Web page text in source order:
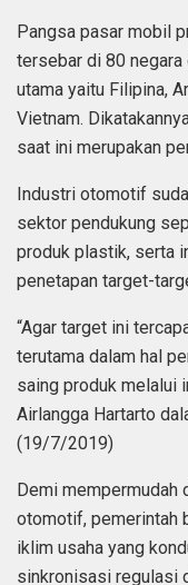
Pangsa pasar mobil
tersebar di 80 negara
utama yaitu Filipina,
Vietnam.
saat ini merupakan
Industri otomotif
sektor pendukung
produk plastik, serta
penetapan target-
“Agar target ini
terutama dalam hal
saing produk melalui
Airlangga Hartarto
(19/7/2019)
Demi mempermudah
otomotif, pemerintah
iklim usaha yang
sinkronisasi regulasi